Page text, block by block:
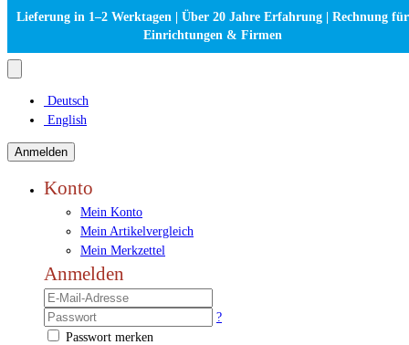
Deutsch
English
Anmelden
Konto
Mein Konto
Mein Artikelvergleich
Mein Merkzettel
Anmelden
?
Passwort merken
Lieferung in 1–2 Werktagen | Über 20 Jahre Erfahrung | Rechnung für
Einrichtungen & Firmen